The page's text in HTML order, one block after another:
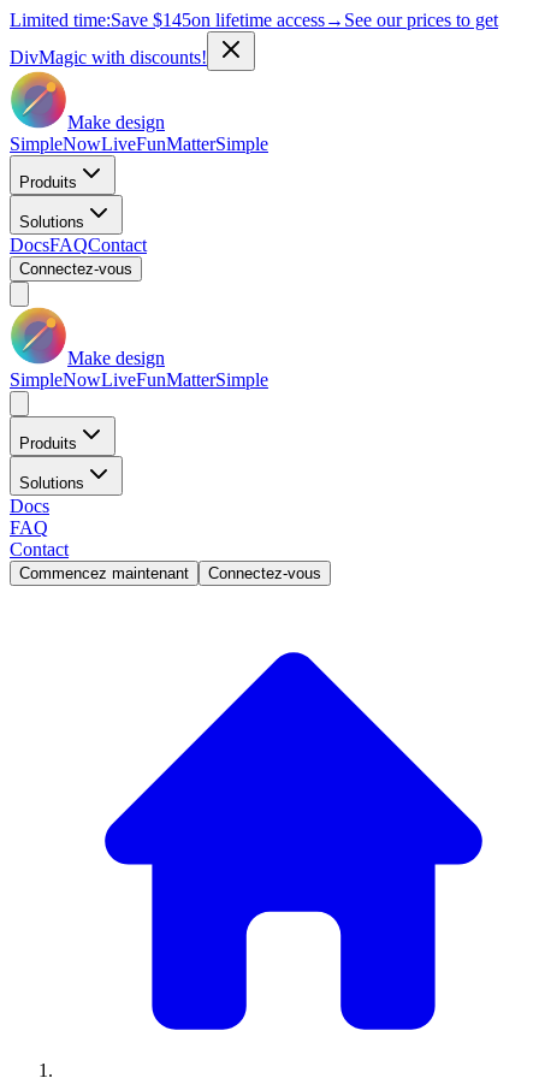
Limited time:Save $145on lifetime access→ See our prices to get
DivMagic with discounts!
Make design
SimpleNowLiveFunMatterSimple
Produits
Solutions
DocsFAQContact
Connectez-vous
Make design
SimpleNowLiveFunMatterSimple
Produits
Solutions
Docs
FAQ
Contact
Commencez maintenant Connectez-vous